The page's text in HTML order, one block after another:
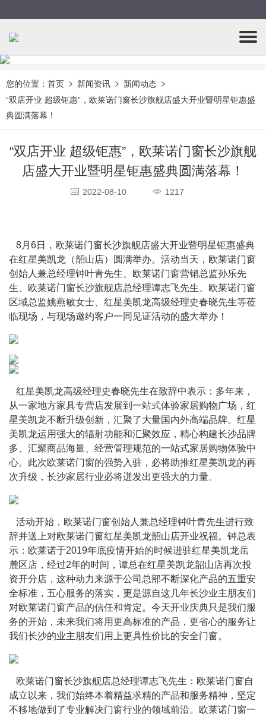
您的位置： 首页 新闻资讯
新闻动态
“双店开业 超级钜惠”，欧莱诺门窗长沙旗舰店盛大开业暨明星钜惠盛
典圆满落幕！
“双店开业 超级钜惠”，欧莱诺门窗长沙旗舰
店盛大开业暨明星钜惠盛典圆满落幕！
2022-08-10 1217
8月6日，欧莱诺门窗长沙旗舰店盛大开业暨明星钜惠盛典
在红星美凯龙（韶山店）圆满举办。活动当天，欧莱诺门窗
创始人兼总经理钟叶青先生、欧莱诺门窗营销总监孙乐先
生、欧莱诺门窗长沙旗舰店总经理谭志飞先生、欧莱诺门窗
区域总监姚燕敏女士、红星美凯龙高级经理史春晓先生等莅
临现场，与现场邀约客户一同见证活动的盛大举办！
红星美凯龙高级经理史春晓先生在致辞中表示：多年来，
从一家地方家具专营店发展到一站式体验家居购物广场，红
星美凯龙不断升级创新，汇聚了大量国内外高端品牌。红星
美凯龙运用强大的辐射功能和汇聚效应，精心构建长沙品牌
多、汇聚商品海量、经营管理规范的一站式家居购物体验中
心。此次欧莱诺门窗的强势入驻，必将助推红星美凯龙的再
次升级，长沙家居行业必将迸发出更强大的力量。
活动开始，欧莱诺门窗创始人兼总经理钟叶青先生进行致
辞并送上对欧莱诺门窗红星美凯龙韶山店开业祝福。钟总表
示：欧莱诺于2019年底疫情开始的时候进驻红星美凯龙岳
麓区店，经过2年的时间，谭总在红星美凯龙韶山店再次投
资开分店，这种动力来源于公司总部不断深化产品的五重安
全标准，五心服务的落实，更是源自这几年长沙业主朋友们
对欧莱诺门窗产品的信任和肯定。今天开业庆典只是我们服
务的开始，未来我们将用更高标准的产品，更省心的服务让
我们长沙的业主朋友们用上更具性价比的安全门窗。
欧莱诺门窗长沙旗舰店总经理谭志飞先生：欧莱诺门窗自
成立以来，我们始终本着精益求精的产品和服务精神，坚定
不移地做到了专业解决门窗行业的领域前沿。欧莱诺门窗一